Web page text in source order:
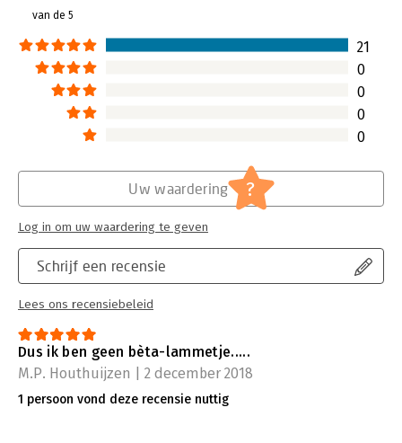
van de 5
21
0
0
0
0
Schrijf een recensie
Lees ons recensiebeleid
Uw waardering ?
Log in om uw waardering te geven
Dus ik ben geen bèta-lammetje.....
M.P. Houthuijzen | 2 december 2018
1 persoon vond deze recensie nuttig